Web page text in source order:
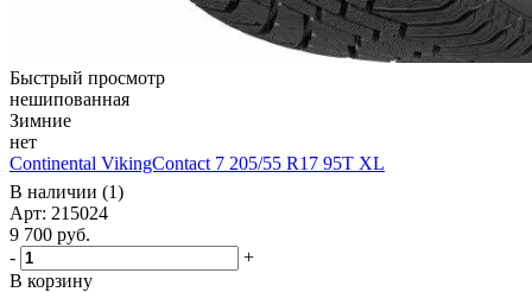
Быстрый просмотр
нешипованная
Зимние
нет
Continental VikingContact 7 205/55 R17 95T XL
В наличии (1)
Арт: 215024
9 700 руб.
-
+
В корзину